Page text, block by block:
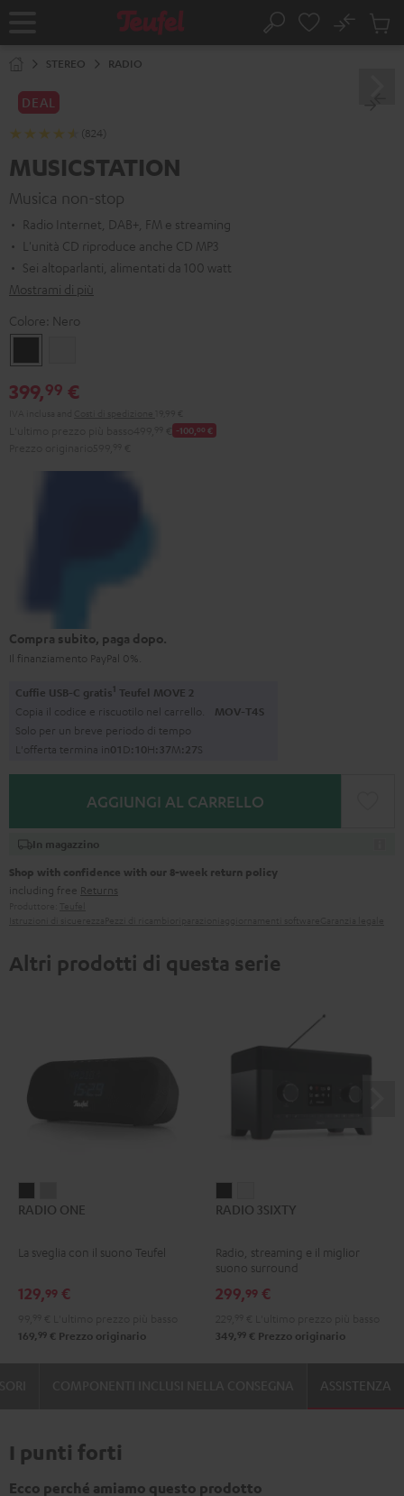
Pagina
Cerca
No
STEREO RADIO
DEAL
(824)
MUSICSTATION
Musica non-stop
Radio Internet, DAB+, FM e streaming
L'unità CD riproduce anche CD MP3
Sei altoparlanti, alimentati da 100 watt
Mostrami di più
Colore: Nero
399,99 €
-100,00 €
Compra subito, paga dopo.
Il finanziamento PayPal 0%.
Cuffie USB-C gratis1 Teufel MOVE 2
Copia il codice e riscuotilo nel carrello. MOV-T4S
Solo per un breve periodo di tempo
L'offerta termina in01D:10H: 37M: 26S
AGGIUNGI AL CARRELLO
In magazzino
Shop with confidence with our 8-week return policy
including free Returns
Altri prodotti di questa serie
ONE ONE
Gray
RADIO ONE
La sveglia con il suono Teufel
129,99 €
169, 99 € Prezzo originario
3SIXTY3SIXTY
RADIO 3SIXTY
Radio, streaming e il miglior
suono surround
299,99 €
349, 99 € Prezzo originario
ASSISTENZA
I punti forti
Ecco perché amiamo questo prodotto